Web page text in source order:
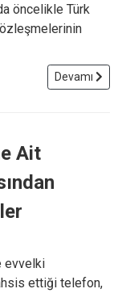
öncelikle Türk
Devamı
Ait
evvelki
ettiği telefon,